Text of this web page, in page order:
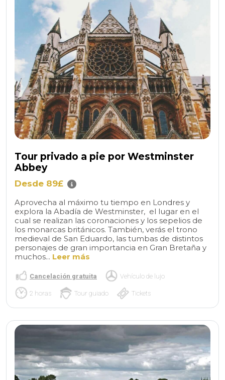
Tour privado a pie por Westminster
Abbey
Desde 89£
Aprovecha al máximo tu tiempo en Londres y
explora la Abadía de Westminster, el lugar en el
cual se realizan las coronaciones y los sepelios de
los monarcas británicos. También, verás el trono
medieval de San Eduardo, las tumbas de distintos
personajes de gran importancia en Gran Bretaña y
muchos... Leer más
Cancelación gratuita Vehículo de lujo
2 horas Tour guiado Tickets